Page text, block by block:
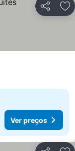
Partilhar
Ver preços